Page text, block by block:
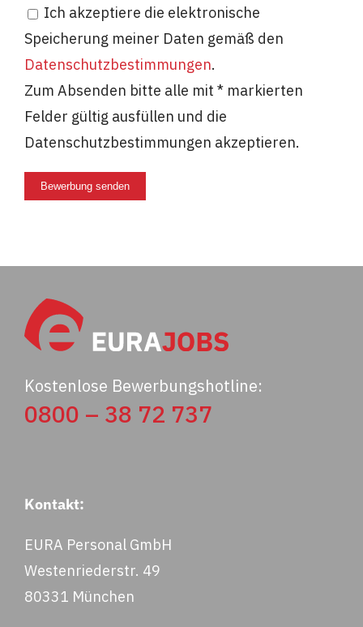
Ich akzeptiere die elektronische
Speicherung meiner Daten gemäß den
Datenschutzbestimmungen.
Zum Absenden bitte alle mit * markierten
Felder gültig ausfüllen und die
Datenschutzbestimmungen akzeptieren.
Bewerbung senden
Kostenlose Bewerbungshotline:
0800 – 38 72 737
Kontakt:
EURA Personal GmbH
Westenriederstr. 49
80331 München